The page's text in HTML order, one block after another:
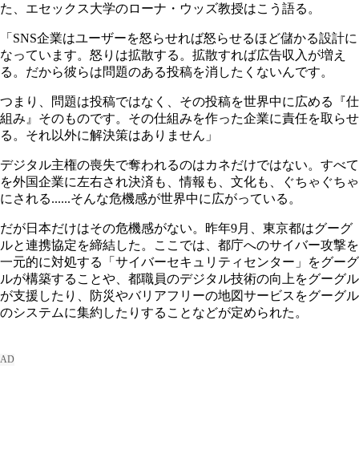
た、エセックス大学のローナ・ウッズ教授はこう語る。
「SNS企業はユーザーを怒らせれば怒らせるほど儲かる設計に
なっています。怒りは拡散する。拡散すれば広告収入が増え
る。だから彼らは問題のある投稿を消したくないんです。
つまり、問題は投稿ではなく、その投稿を世界中に広める『仕
組み』そのものです。その仕組みを作った企業に責任を取らせ
る。それ以外に解決策はありません」
デジタル主権の喪失で奪われるのはカネだけではない。すべて
を外国企業に左右され決済も、情報も、文化も、ぐちゃぐちゃ
にされる......そんな危機感が世界中に広がっている。
だが日本だけはその危機感がない。昨年9月、東京都はグーグ
ルと連携協定を締結した。ここでは、都庁へのサイバー攻撃を
一元的に対処する「サイバーセキュリティセンター」をグーグ
ルが構築することや、都職員のデジタル技術の向上をグーグル
が支援したり、防災やバリアフリーの地図サービスをグーグル
のシステムに集約したりすることなどが定められた。